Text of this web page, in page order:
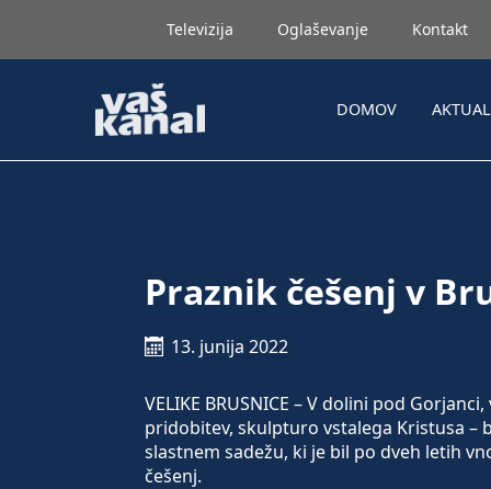
Televizija Oglaševanje Kontakt
DOMOV
Praznik češenj v
13. junija 2022
VELIKE BRUSNICE – V dolini pod
pridobitev, skulpturo vstalega Kristusa
slastnem sadežu, ki je bil po dveh letih
češenj.